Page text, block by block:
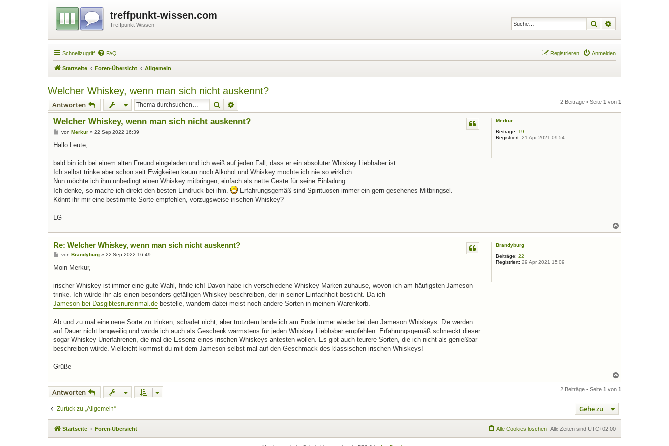
treffpunkt-wissen.com
Treffpunkt Wissen Suche
Schnellzugriff FAQ Anmelden
Registrieren
Startseite Foren-Übersicht Allgemein
Welcher Whiskey, wenn man sich nicht auskennt?
Antworten Suche 2 Beiträge • Seite 1 von 1
Merkur
Beiträge: 19
Registriert: 21 Apr 2021 09:54
Welcher Whiskey, wenn man sich nicht auskennt?
B
i
a
von Merkur» 22 Sep 2022 16:39
Hallo Leute,
bald bin ich bei einem alten Freund eingeladen und ich weiß auf jeden Fall, dass er ein absoluter Whiskey Liebhaber ist.
Ich selbst trinke aber schon seit Ewigkeiten kaum noch Alkohol und Whiskey mochte ich nie so wirklich.
Nun möchte ich ihm unbedingt einen Whiskey mitbringen, einfach als nette Geste für seine Einladung.
Ich denke, so mache ich direkt den besten Eindruck bei ihm.
Erfahrungsgemäß sind Spirituosen immer ein gern gesehenes Mitbringsel.
Könnt ihr mir eine bestimmte Sorte empfehlen, vorzugsweise irischen Whiskey?
LG
a
c
Brandyburg
Beiträge: 22
Registriert: 29 Apr 2021 15:09
Re: Welcher Whiskey, wenn man sich nicht auskennt?
B
i
a
von Brandyburg» 22 Sep 2022 16:49
Moin Merkur,
irischer Whiskey ist immer eine gute Wahl, finde ich! Davon habe ich verschiedene Whiskey Marken zuhause, wovon ich am häufigsten Jameson
trinke. Ich würde ihn als einen besonders gefälligen Whiskey beschreiben, der in seiner Einfachheit besticht. Da ich
Jameson bei Dasgibtesnureinmal.de bestelle, wandern dabei meist noch andere Sorten in meinem Warenkorb.
Ab und zu mal eine neue Sorte zu trinken, schadet nicht, aber trotzdem lande ich am Ende immer wieder bei den Jameson Whiskeys. Die werden
auf Dauer nicht langweilig und würde ich auch als Geschenk wärmstens für jeden Whiskey Liebhaber empfehlen. Erfahrungsgemäß schmeckt dieser
sogar Whiskey Unerfahrenen, die mal die Essenz eines irischen Whiskeys antesten wollen. Es gibt auch teurere Sorten, die ich nicht als genießbar
beschreiben würde. Vielleicht kommst du mit dem Jameson selbst mal auf den Geschmack des klassischen irischen Whiskeys!
Grüße
a
c
Antworten 2 Beiträge • Seite 1 von 1
Zurück zu „Allgemein“ Gehe zu
Startseite Foren-Übersicht Alle Zeiten sind UTC+02:00
Alle Cookies löschen